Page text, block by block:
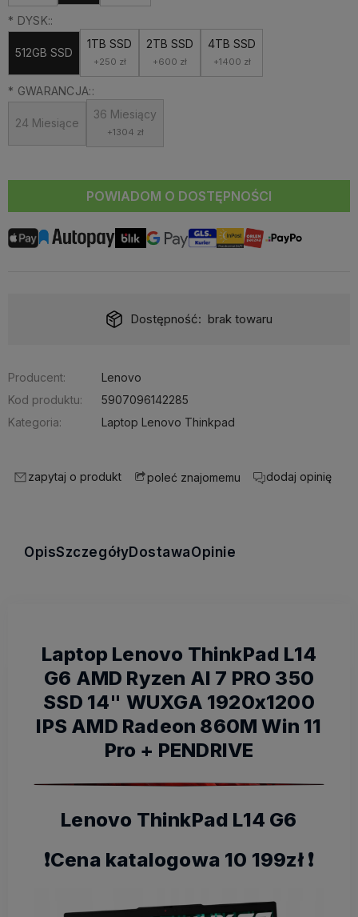
* DYSK::
512GB SSD
1TB SSD
+250 zł
2TB SSD
+600 zł
4TB SSD
+1400 zł
* GWARANCJA::
24 Miesiące
36 Miesiący
+1304 zł
POWIADOM O DOSTĘPNOŚCI
Dostępność: brak towaru
Producent:
Lenovo
Kod produktu:
5907096142285
Kategoria:
Laptop Lenovo Thinkpad
zapytaj o produkt poleć znajomemu dodaj opinię
OpisSzczegółyDostawaOpinie
Laptop Lenovo ThinkPad L14
G6 AMD Ryzen AI 7 PRO 350
SSD 14" WUXGA 1920x1200
IPS AMD Radeon 860M Win 11
Pro + PENDRIVE
Lenovo ThinkPad L14 G6
❗️Cena katalogowa 10 199zł ❗️